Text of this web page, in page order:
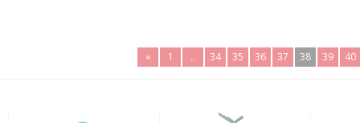
« 1 .. 34 35 36 37 38 39 40